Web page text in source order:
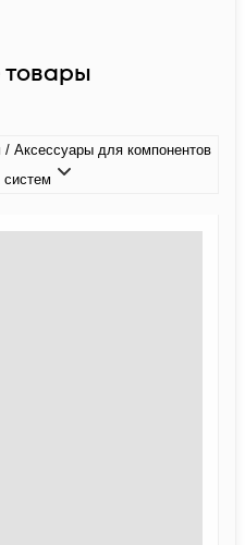
/ Аксессуары для компонентов
систем